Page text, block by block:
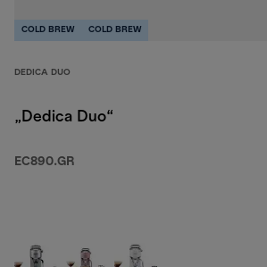
COLD BREW COLD BREW
DEDICA DUO
„Dedica Duo“
EC890.GR